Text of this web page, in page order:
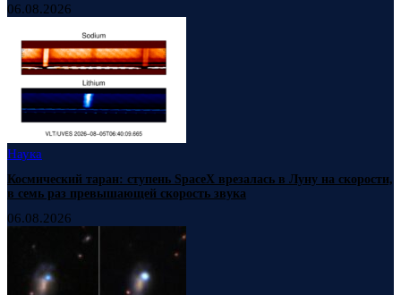
06.08.2026
Наука
Космический таран: ступень SpaceX врезалась в Луну на скорости,
в семь раз превышающей скорость звука
06.08.2026